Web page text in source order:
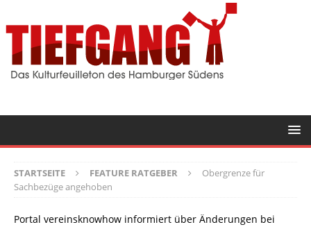
STARTSEITE FEATURE RATGEBER
Obergrenze für
Sachbezüge angehoben
Portal vereinsknowhow informiert über Änderungen bei